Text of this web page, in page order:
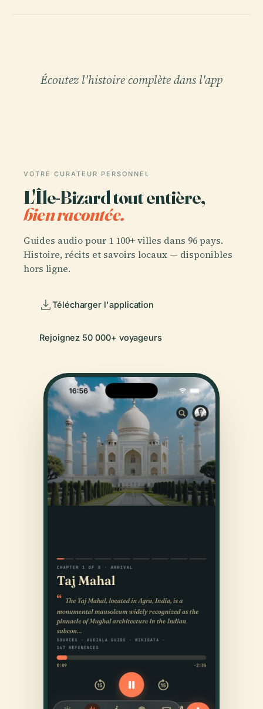
Écoutez l'histoire complète dans l'app
VOTRE CURATEUR PERSONNEL
L'Île-Bizard tout entière,
bien racontée.
Guides audio pour 1 100+ villes dans 96 pays.
Histoire, récits et savoirs locaux — disponibles
hors ligne.
Télécharger l'application
Rejoignez 50 000+ voyageurs